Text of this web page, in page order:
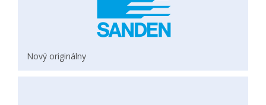
Nový originálny